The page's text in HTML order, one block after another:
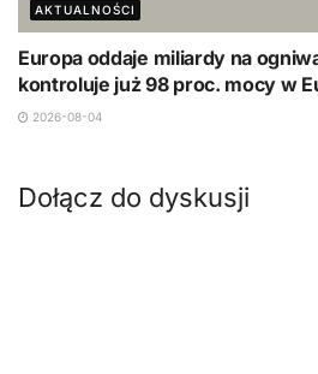
AKTUALNOŚCI
Europa oddaje miliardy na
kontroluje już 98 proc. mocy w
2026-08-04
Dołącz do dyskusji